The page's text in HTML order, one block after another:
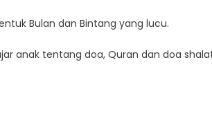
Bulan dan Bintang yang lucu.
anak tentang doa, Quran dan doa